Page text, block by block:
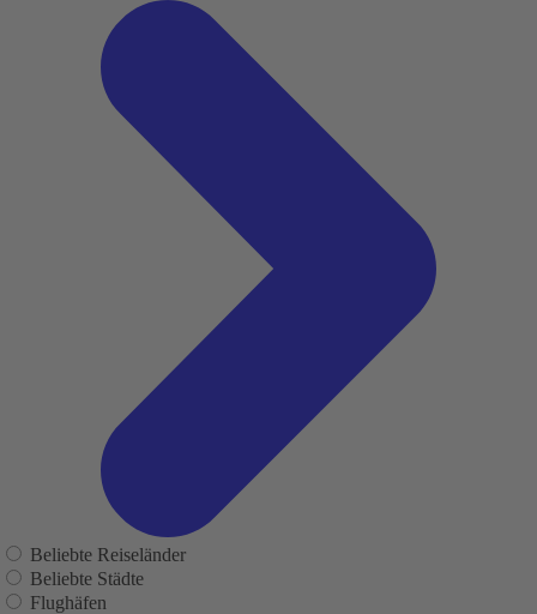
Beliebte Reiseländer
Beliebte Städte
Flughäfen